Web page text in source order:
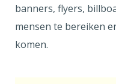
banners, flyers,
mensen te bereiken
komen.